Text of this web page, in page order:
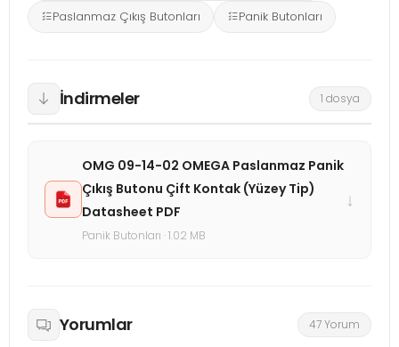
Paslanmaz Çıkış Butonları
Panik Butonları
İndirmeler 1 dosya
OMG 09-14-02 OMEGA Paslanmaz Panik
Çıkış Butonu Çift Kontak (Yüzey Tip)
Datasheet PDF
Panik Butonları · 1.02 MB
↓
Yorumlar 47 Yorum